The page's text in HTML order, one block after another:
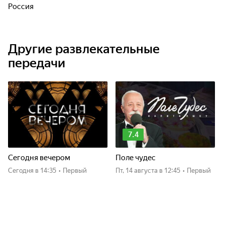
Россия
Другие развлекательные
передачи
Сегодня вечером
Сегодня в 14:35 • Первый
7.4
Поле чудес
пт, 14 августа в 12:45 • Первый